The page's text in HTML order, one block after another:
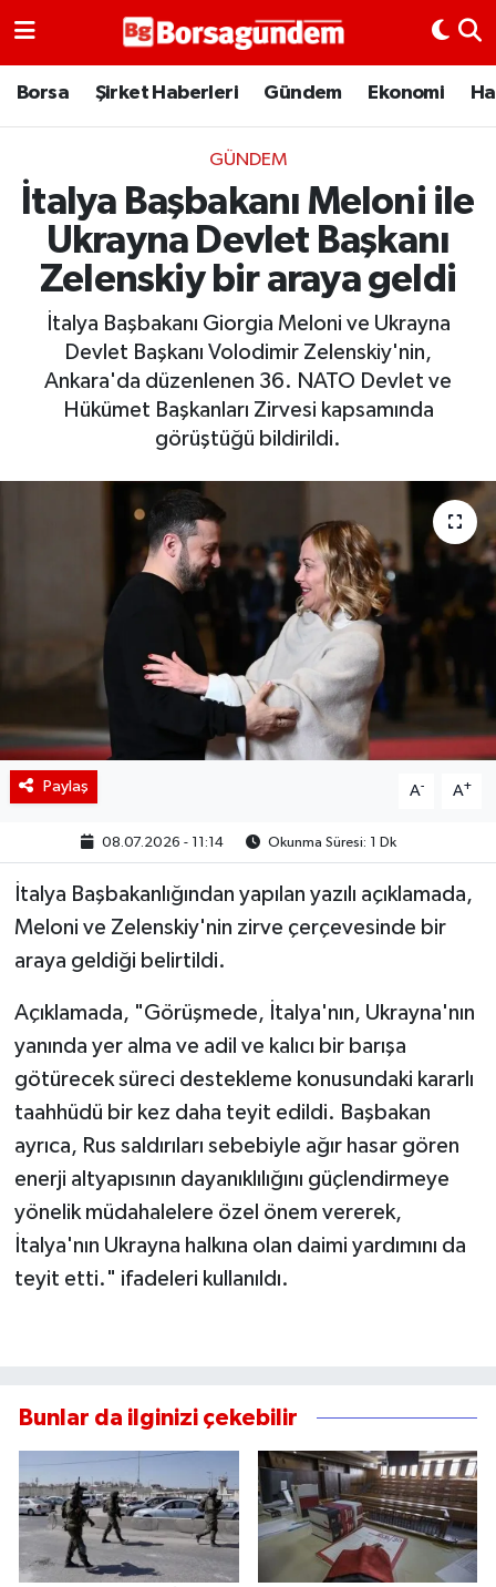
Borsa Şirket Haberleri Gündem Ekonomi
GÜNDEM
İtalya Başbakanı Meloni ile
Ukrayna Devlet Başkanı
Zelenskiy bir araya geldi
İtalya Başbakanı Giorgia Meloni ve Ukrayna
Devlet Başkanı Volodimir Zelenskiy'nin,
Ankara'da düzenlenen 36. NATO Devlet ve
Hükümet Başkanları Zirvesi kapsamında
görüştüğü bildirildi.
Paylaş A- A+
08.07.2026 - 11:14 Okunma Süresi: 1 Dk
İtalya Başbakanlığından yapılan yazılı açıklamada,
Meloni ve Zelenskiy'nin zirve çerçevesinde bir
araya geldiği belirtildi.
Açıklamada, "Görüşmede, İtalya'nın, Ukrayna'nın
yanında yer alma ve adil ve kalıcı bir barışa
götürecek süreci destekleme konusundaki kararlı
taahhüdü bir kez daha teyit edildi. Başbakan
ayrıca, Rus saldırıları sebebiyle ağır hasar gören
enerji altyapısının dayanıklılığını güçlendirmeye
yönelik müdahalelere özel önem vererek,
İtalya'nın Ukrayna halkına olan daimi yardımını da
teyit etti." ifadeleri kullanıldı.
Bunlar da ilginizi çekebilir
Borsa
Emtia
Galeri
Şirket Haberleri
Borsa Gundem
BIST 100 Isı Haritası
Coin Isı Haritası
Ekonomik Takvim
Kiripto Para Piyasası
Gizlilik Sözleşmesi